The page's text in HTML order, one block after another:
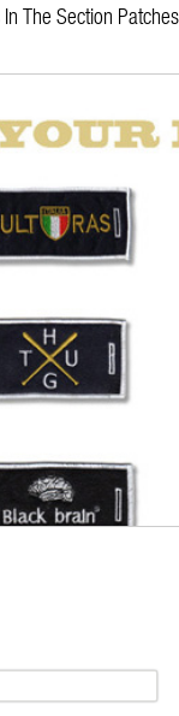
The Section Patches